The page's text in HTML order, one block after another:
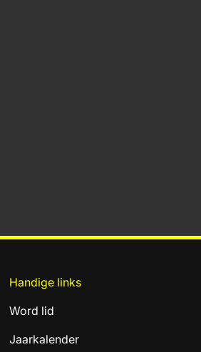
Handige links
Word lid
Jaarkalender